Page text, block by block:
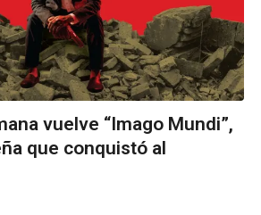
vuelve “Imago Mundi”,
que conquistó al